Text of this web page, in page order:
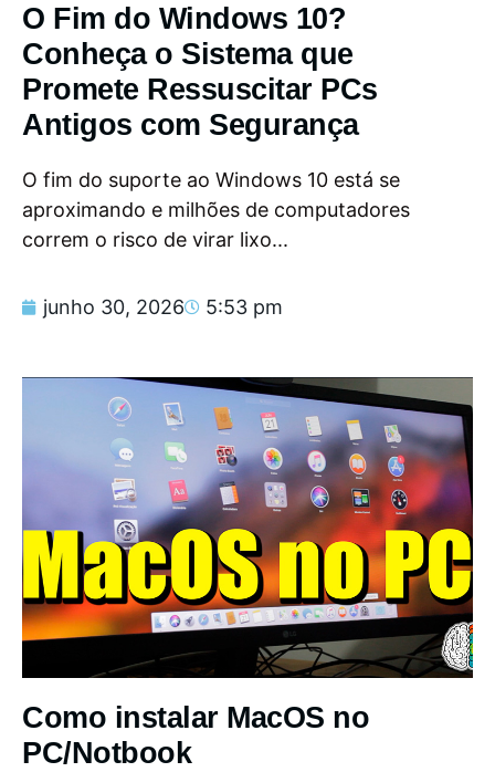
O Fim do Windows 10?
Conheça o Sistema que
Promete Ressuscitar PCs
Antigos com Segurança
O fim do suporte ao Windows 10 está se
aproximando e milhões de computadores
correm o risco de virar lixo...
junho 30, 2026 5:53 pm
Como instalar MacOS no
PC/Notbook